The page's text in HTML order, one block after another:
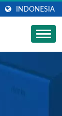
INDONESIA